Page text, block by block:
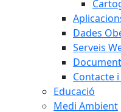
Dades
Serveis
Contacte
Educació
Medi Ambient